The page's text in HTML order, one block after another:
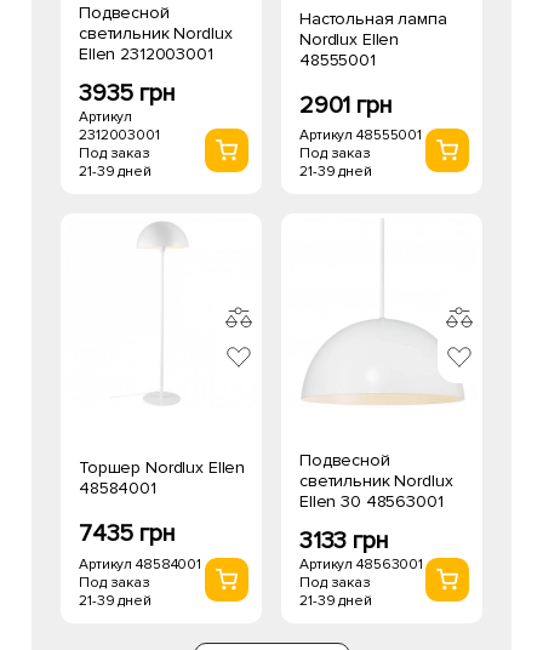
Подвесной
светильник Nordlux
Ellen 2312003001
3935 грн
Артикул
2312003001
Под заказ
21-39 дней
Настольная лампа
Nordlux Ellen
48555001
2901 грн
Артикул 48555001
Под заказ
21-39 дней
Торшер Nordlux Ellen
48584001
7435 грн
Артикул 48584001
Под заказ
21-39 дней
Подвесной
светильник Nordlux
Ellen 30 48563001
3133 грн
Артикул 48563001
Под заказ
21-39 дней